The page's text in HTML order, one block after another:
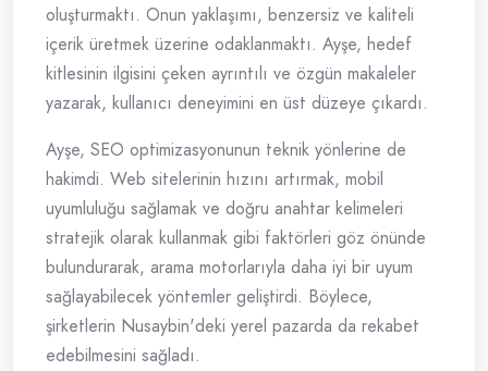
oluşturmaktı. Onun yaklaşımı, benzersiz ve kaliteli
içerik üretmek üzerine odaklanmaktı. Ayşe, hedef
kitlesinin ilgisini çeken ayrıntılı ve özgün makaleler
yazarak, kullanıcı deneyimini en üst düzeye çıkardı.
Ayşe, SEO optimizasyonunun teknik yönlerine de
hakimdi. Web sitelerinin hızını artırmak, mobil
uyumluluğu sağlamak ve doğru anahtar kelimeleri
stratejik olarak kullanmak gibi faktörleri göz önünde
bulundurarak, arama motorlarıyla daha iyi bir uyum
sağlayabilecek yöntemler geliştirdi. Böylece,
şirketlerin Nusaybin'deki yerel pazarda da rekabet
edebilmesini sağladı.